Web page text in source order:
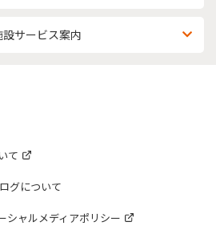
設サービス案内
て
グについて
シャルメディアポリシー